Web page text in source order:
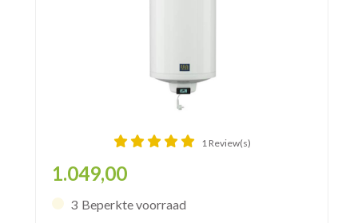
1 Review(s)
1.049,00
3 Beperkte voorraad